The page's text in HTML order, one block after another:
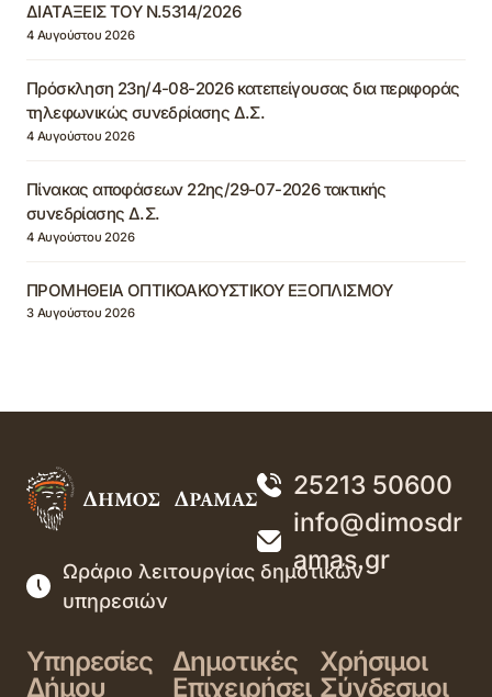
ΔΙΑΤΑΞΕΙΣ ΤΟΥ Ν.5314/2026
4 Αυγούστου 2026
Πρόσκληση 23η/4-08-2026 κατεπείγουσας δια περιφοράς
τηλεφωνικώς συνεδρίασης Δ.Σ.
4 Αυγούστου 2026
Πίνακας αποφάσεων 22ης/29-07-2026 τακτικής
συνεδρίασης Δ.Σ.
4 Αυγούστου 2026
ΠΡΟΜΗΘΕΙΑ ΟΠΤΙΚΟΑΚΟΥΣΤΙΚΟΥ ΕΞΟΠΛΙΣΜΟΥ
3 Αυγούστου 2026
25213 50600
info@dimosdr
amas.gr
Ωράριο λειτουργίας δημοτικών
υπηρεσιών
Υπηρεσίες
Δήμου
Δημοτικές
Επιχειρήσει
Χρήσιμοι
Σύνδεσμοι